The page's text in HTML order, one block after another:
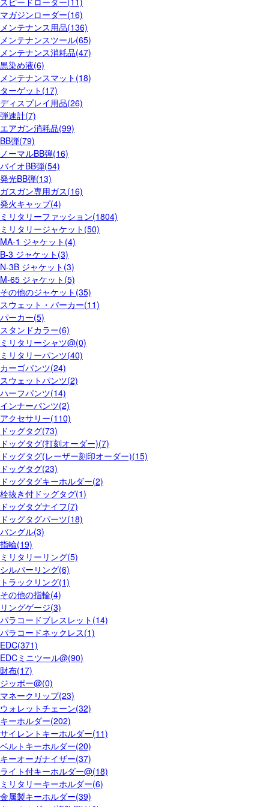
マガジンローダー(16)
メンテナンス用品(136)
メンテナンスツール(65)
メンテナンス消耗品(47)
黒染め液(6)
メンテナンスマット(18)
ターゲット(17)
ディスプレイ用品(26)
弾速計(7)
エアガン消耗品(99)
BB弾(79)
ノーマルBB弾(16)
バイオBB弾(54)
発光BB弾(13)
ガスガン専用ガス(16)
発火キャップ(4)
ミリタリーファッション(1804)
ミリタリージャケット(50)
MA-1 ジャケット(4)
B-3 ジャケット(3)
N-3B ジャケット(3)
M-65 ジャケット(5)
その他のジャケット(35)
スウェット・パーカー(11)
パーカー(5)
スタンドカラー(6)
ミリタリーシャツ@(0)
ミリタリーパンツ(40)
カーゴパンツ(24)
スウェットパンツ(2)
ハーフパンツ(14)
インナーパンツ(2)
アクセサリー(110)
ドッグタグ(73)
ドッグタグ(打刻オーダー)(7)
ドッグタグ(レーザー刻印オーダー)(15)
ドッグタグ(23)
ドッグタグキーホルダー(2)
栓抜き付ドッグタグ(1)
ドッグタグナイフ(7)
ドッグタグパーツ(18)
バングル(3)
指輪(19)
ミリタリーリング(5)
シルバーリング(6)
トラックリング(1)
その他の指輪(4)
リングゲージ(3)
パラコードブレスレット(14)
パラコードネックレス(1)
EDC(371)
EDCミニツール@(90)
財布(17)
ジッポー@(0)
マネークリップ(23)
ウォレットチェーン(32)
キーホルダー(202)
サイレントキーホルダー(11)
ベルトキーホルダー(20)
キーオーガナイザー(37)
ライト付キーホルダー@(18)
ミリタリーキーホルダー(6)
金属製キーホルダー(39)